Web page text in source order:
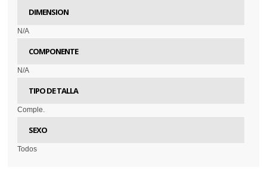
DIMENSION
N/A
COMPONENTE
N/A
TIPO DE TALLA
Comple.
SEXO
Todos